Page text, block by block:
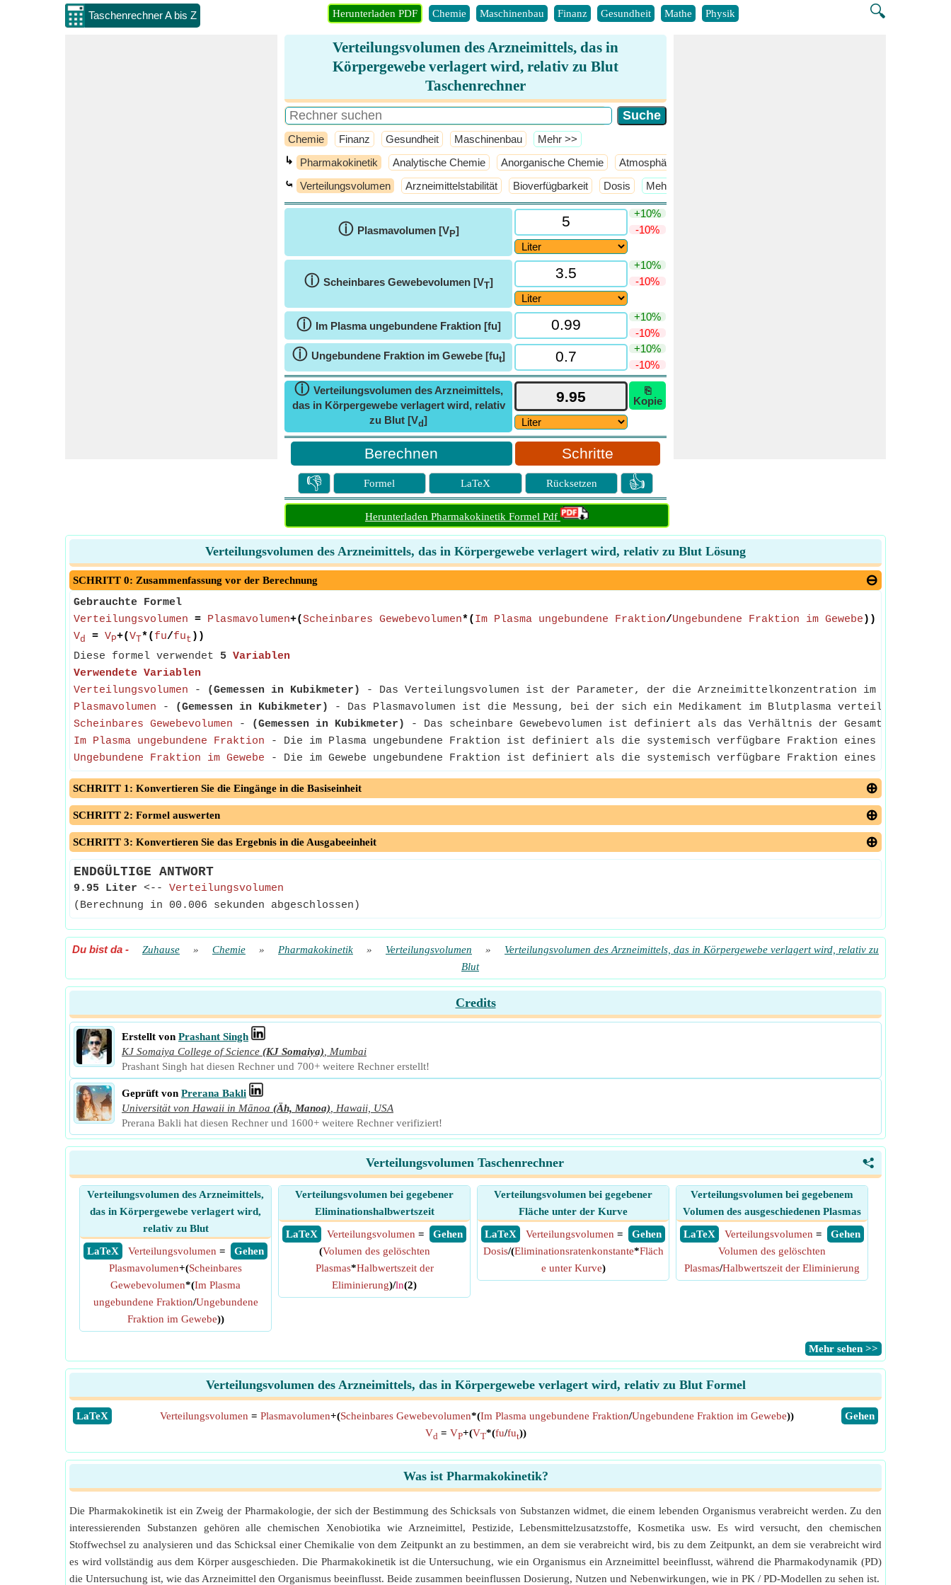
Taschenrechner A bis Z 🔍
Herunterladen PDF Chemie Maschinenbau Finanz Gesundheit Mathe Physik
Verteilungsvolumen des Arzneimittels, das in
Körpergewebe verlagert wird, relativ zu Blut
Taschenrechner
Chemie Finanz Gesundheit Maschinenbau ​Mehr >>
↳ Pharmakokinetik Analytische Chemie Anorganische Chemie Atmosphärenchemie
⤿ Verteilungsvolumen Arzneimittelstabilität Bioverfügbarkeit Dosis ​Mehr >>
ⓘ Plasmavolumen [VP]
+10%
-10%
ⓘ Scheinbares Gewebevolumen [VT]
+10%
-10%
ⓘ Im Plasma ungebundene Fraktion [fu]
+10%
-10%
ⓘ Ungebundene Fraktion im Gewebe [fut]
+10%
-10%
ⓘ Verteilungsvolumen des Arzneimittels,
das in Körpergewebe verlagert wird, relativ
zu Blut [Vd]
⎘
Kopie
Schritte
👎 Formel LaTeX Rücksetzen 👍
Herunterladen Pharmakokinetik Formel Pdf
Verteilungsvolumen des Arzneimittels, das in Körpergewebe verlagert wird, relativ zu Blut Lösung
SCHRITT 0: Zusammenfassung vor der Berechnung
Gebrauchte Formel
Verteilungsvolumen = Plasmavolumen+(Scheinbares Gewebevolumen*( Im Plasma ungebundene Fraktion/Ungebundene Fraktion im Gewebe ))
Vd = VP+(V T *( fu/fut ))
Diese formel verwendet 5 Variablen
Verwendete Variablen
Verteilungsvolumen - (Gemessen in Kubikmeter)
- Das Verteilungsvolumen ist der Parameter, der die Arzneimittelkonzentration im Plasma
Plasmavolumen - (Gemessen in Kubikmeter)
- Das Plasmavolumen ist die Messung, bei der sich ein Medikament im Blutplasma verteilt.
Scheinbares Gewebevolumen - (Gemessen in Kubikmeter)
- Das scheinbare Gewebevolumen ist definiert als das Verhältnis der Gesamtmenge
Im Plasma ungebundene Fraktion - Die im Plasma ungebundene Fraktion ist definiert als die systemisch verfügbare Fraktion eines
Ungebundene Fraktion im Gewebe - Die im Gewebe ungebundene Fraktion ist definiert als die systemisch verfügbare Fraktion eines
SCHRITT 1: Konvertieren Sie die Eingänge in die Basiseinheit
SCHRITT 2: Formel auswerten
SCHRITT 3: Konvertieren Sie das Ergebnis in die Ausgabeeinheit
ENDGÜLTIGE ANTWORT
9.95 Liter <-- Verteilungsvolumen
(Berechnung in 00.006 sekunden abgeschlossen)
Du bist da - Zuhause » Chemie » Pharmakokinetik » Verteilungsvolumen »
Verteilungsvolumen des Arzneimittels, das in Körpergewebe verlagert wird, relativ zu
Blut
Credits
Erstellt von Prashant Singh
KJ Somaiya College of Science (KJ Somaiya)
Mumbai
Prashant Singh hat diesen Rechner und 700+ weitere Rechner erstellt!
Geprüft von Prerana Bakli
Universität von Hawaii in Mānoa (Äh, Manoa)
Hawaii, USA
Prerana Bakli hat diesen Rechner und 1600+ weitere Rechner verifiziert!
<
Verteilungsvolumen Taschenrechner
Verteilungsvolumen des Arzneimittels,
das in Körpergewebe verlagert wird,
relativ zu Blut
​ LaTeX
​ Gehen
Verteilungsvolumen =
Plasmavolumen+(Scheinbares
Gewebevolumen*(Im Plasma
ungebundene Fraktion/Ungebundene
Fraktion im Gewebe))
Verteilungsvolumen bei gegebener
Eliminationshalbwertszeit
​ LaTeX
​ Gehen
Verteilungsvolumen =
(Volumen des gelöschten
Plasmas*Halbwertszeit der
Eliminierung)/ln(2)
Verteilungsvolumen bei gegebener
Fläche unter der Kurve
​ LaTeX
​ Gehen
Verteilungsvolumen =
Dosis/(Eliminationsratenkonstante*Fläch
e unter Kurve)
Verteilungsvolumen bei gegebenem
Volumen des ausgeschiedenen Plasmas
​ LaTeX
​ Gehen
Verteilungsvolumen =
Volumen des gelöschten
Plasmas/Halbwertszeit der Eliminierung
​Mehr sehen >>
Verteilungsvolumen des Arzneimittels, das in Körpergewebe verlagert wird, relativ zu Blut Formel
​LaTeX ​Gehen
Verteilungsvolumen = Plasmavolumen+(Scheinbares Gewebevolumen*(Im Plasma ungebundene Fraktion/Ungebundene Fraktion im Gewebe))
Vd = VP+(VT*(fu/fut))
Was ist Pharmakokinetik?
Die Pharmakokinetik ist ein Zweig der Pharmakologie, der sich der Bestimmung des Schicksals von Substanzen widmet, die einem lebenden Organismus verabreicht werden. Zu den
interessierenden Substanzen gehören alle chemischen Xenobiotika wie Arzneimittel, Pestizide, Lebensmittelzusatzstoffe, Kosmetika usw. Es wird versucht, den chemischen
Stoffwechsel zu analysieren und das Schicksal einer Chemikalie von dem Zeitpunkt an zu bestimmen, an dem sie verabreicht wird, bis zu dem Zeitpunkt, an dem sie verabreicht wird
es wird vollständig aus dem Körper ausgeschieden. Die Pharmakokinetik ist die Untersuchung, wie ein Organismus ein Arzneimittel beeinflusst, während die Pharmakodynamik (PD)
die Untersuchung ist, wie das Arzneimittel den Organismus beeinflusst. Beide zusammen beeinflussen Dosierung, Nutzen und Nebenwirkungen, wie in PK / PD-Modellen zu sehen ist.